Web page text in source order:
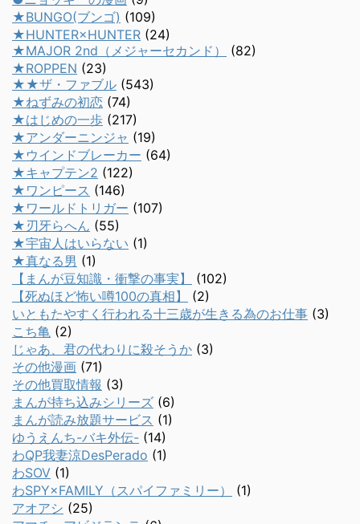
★BUNGO(ブンゴ) (109)
★HUNTER×HUNTER (24)
★MAJOR 2nd（メジャーセカンド）
(82)
★ROPPEN (23)
★★ザ・ファブル (543)
★ねずみの初恋 (74)
★はじめの一歩 (217)
★アンダーニンジャ (19)
★ウインドブレーカー (64)
★キャプテン2 (122)
★ワンピース (146)
★ワールドトリガー (107)
★刃牙らへん (55)
★宇宙人はいらない (1)
★真なる男 (1)
【まんが豆知識・衝撃の事実】
(102)
【死ぬほど怖い噂100の真相】
(2)
いともたやすく行われる十三歳が生きる為のお仕事 (3)
こち亀 (2)
じゃあ、君の代わりに殺そうか (3)
その他漫画 (71)
その他買取情報 (3)
まんが持ち込みシリーズ (6)
まんが読み放題サービス (1)
ゆうえんち-バキ外伝- (14)
わQP我妻涼DesPerado (1)
わSOV (1)
わSPY×FAMILY（スパイファミリー）
(1)
アオアシ (25)